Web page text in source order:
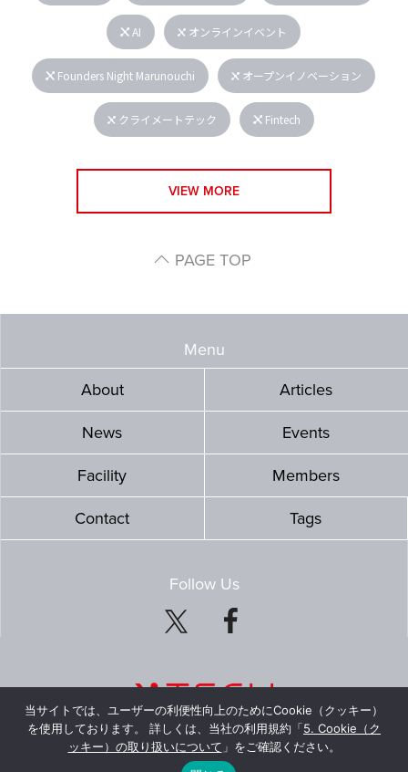
AI オンラインイベント
Founders Night Marunouchi オープンイノベーション
クライメートテック Fintech
VIEW MORE
PAGE TOP
Menu
About
Articles
News Events
Facility Members
Contact Tags
Follow Us
© Mitsubishi Estate Co., Ltd. All Rights Reserved.
当サイトでは、ユーザーの利便性向上のためにCookie（クッキー）
を使用しております。 詳しくは、当社の利用規約「5. Cookie（ク
ッキー）の取り扱いについて 」をご確認ください。